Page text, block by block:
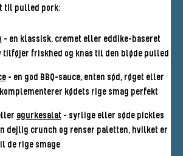
til pulled pork:
- en klassisk, cremet eller eddike-baseret
tilføjer friskhed og knas til den bløde pulled
- en god BBQ-sauce, enten sød, røget eller
kødets rige smag perfekt
agurkesalat- syrlige eller søde pickles
dejlig crunch og renser paletten, hvilket er
de rige smage